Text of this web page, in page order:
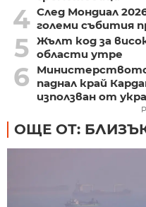
4 След Мондиал
големи събития
5 Жълт код за
области утре
6
паднал край
използван от
ОЩЕ ОТ: